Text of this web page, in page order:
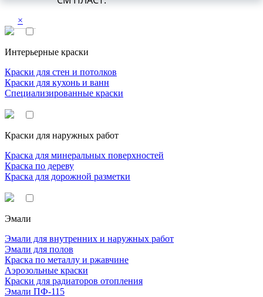
×
Интерьерные краски
Краски для стен и потолков
Краски для кухонь и ванн
Специализированные краски
Краски для наружных работ
Краска для минеральных поверхностей
Краска по дереву
Краска для дорожной разметки
Эмали
Эмали для внутренних и наружных работ
Эмали для полов
Краска по металлу и ржавчине
Аэрозольные краски
Краски для радиаторов отопления
Эмали ПФ-115